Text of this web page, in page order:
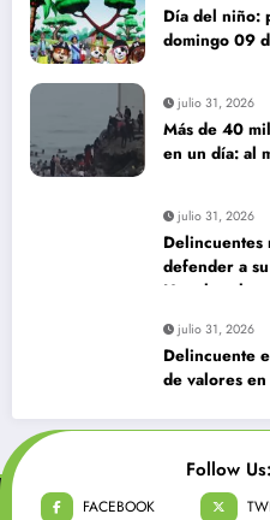
Día del niño:
domingo 09
julio 31, 2026
Más de 40
en un día: al
julio 31, 2026
Delincuentes
defender a
Huechuraba
julio 31, 2026
Delincuente
de valores en
Follow Us:
FACEBOOK